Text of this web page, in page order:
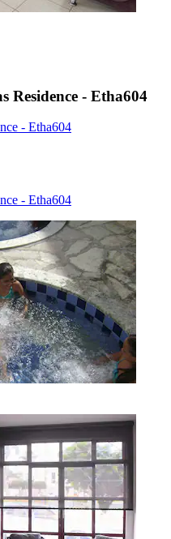
Residence - Etha604
- Etha604
- Etha604